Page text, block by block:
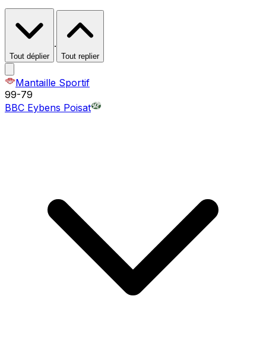
Tout déplier
·
Tout replier
Mantaille Sportif
99-79
BBC Eybens Poisat